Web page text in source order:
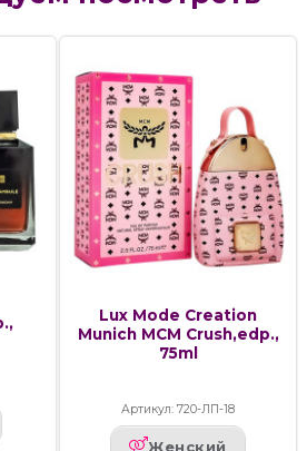
Lux Mode Creation
Munich MCM Crush,edp.,
75ml
Артикул: 720-ЛП-18
Женский